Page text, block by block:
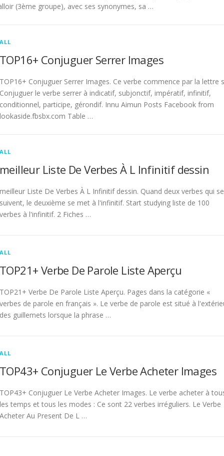
(3ème groupe), avec ses synonymes, sa …
ALL
TOP16+ Conjuguer Serrer Images
TOP16+ Conjuguer Serrer Images. Ce verbe commence par la lettre
Conjuguer le verbe serrer à indicatif, subjonctif, impératif, infinitif,
conditionnel, participe, gérondif. Innu Aimun Posts Facebook from
lookaside.fbsbx.com Table …
ALL
meilleur Liste De Verbes À L Infinitif dessin
meilleur Liste De Verbes À L Infinitif dessin. Quand deux verbes qui se
suivent, le deuxième se met à l'infinitif. Start studying liste de 100
verbes à l'infinitif. 2 Fiches …
ALL
TOP21+ Verbe De Parole Liste Aperçu
TOP21+ Verbe De Parole Liste Aperçu. Pages dans la catégorie «
verbes de parole en français ». Le verbe de parole est situé à
des guillemets lorsque la phrase …
ALL
TOP43+ Conjuguer Le Verbe Acheter Images
TOP43+ Conjuguer Le Verbe Acheter Images. Le verbe acheter à
les temps et tous les modes : Ce sont 22 verbes irréguliers. Le Verbe
Acheter Au Present De L …